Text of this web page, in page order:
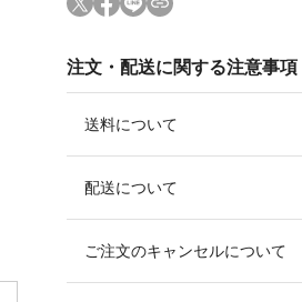
注文・配送に関する注意事項
送料について
配送について
ご注文のキャンセルについて